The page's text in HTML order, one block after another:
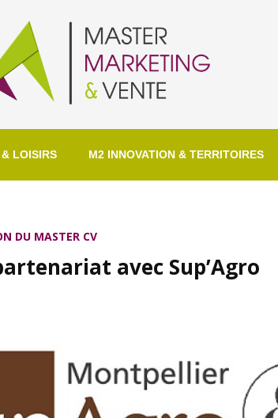
LOISIRS M2 INNOVATION & TERRITOIRES
DU MASTER CV
avec Sup’Agro